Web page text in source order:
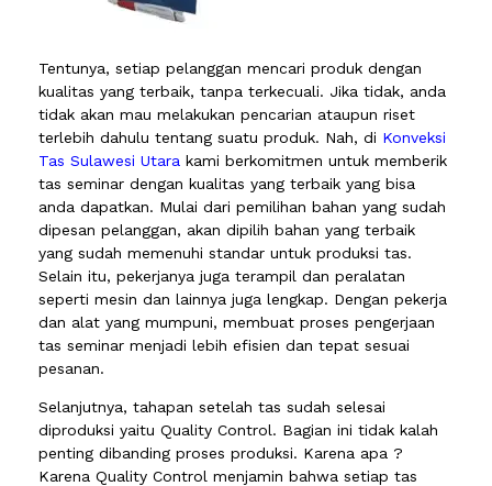
Tentunya, setiap pelanggan mencari produk dengan
kualitas yang terbaik, tanpa terkecuali. Jika tidak, anda
tidak akan mau melakukan pencarian ataupun riset
terlebih dahulu tentang suatu produk. Nah, di Konveksi
Tas Sulawesi Utara kami berkomitmen untuk memberik
tas seminar dengan kualitas yang terbaik yang bisa
anda dapatkan. Mulai dari pemilihan bahan yang sudah
dipesan pelanggan, akan dipilih bahan yang terbaik
yang sudah memenuhi standar untuk produksi tas.
Selain itu, pekerjanya juga terampil dan peralatan
seperti mesin dan lainnya juga lengkap. Dengan pekerja
dan alat yang mumpuni, membuat proses pengerjaan
tas seminar menjadi lebih efisien dan tepat sesuai
pesanan.
Selanjutnya, tahapan setelah tas sudah selesai
diproduksi yaitu Quality Control. Bagian ini tidak kalah
penting dibanding proses produksi. Karena apa ?
Karena Quality Control menjamin bahwa setiap tas